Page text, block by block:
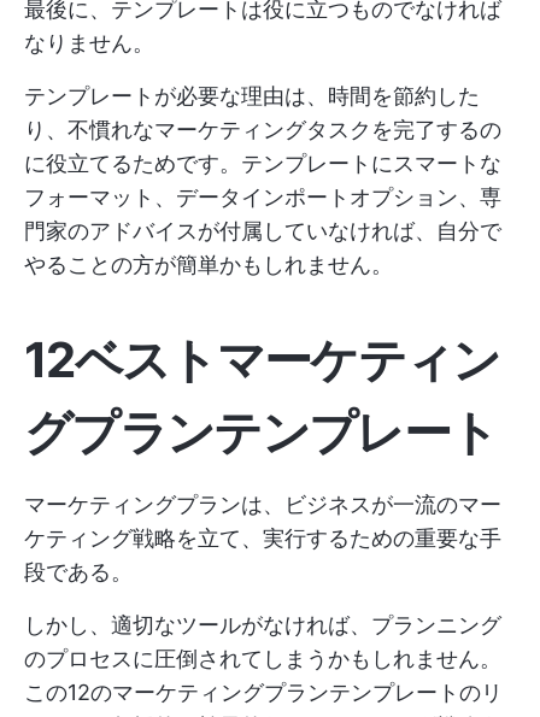
最後に、テンプレートは役に立つものでなければ
なりません。
テンプレートが必要な理由は、時間を節約した
り、不慣れなマーケティングタスクを完了するの
に役立てるためです。テンプレートにスマートな
フォーマット、データインポートオプション、専
門家のアドバイスが付属していなければ、自分で
やることの方が簡単かもしれません。
12ベストマーケティン
グプランテンプレート
マーケティングプランは、ビジネスが一流のマー
ケティング戦略を立て、実行するための重要な手
段である。
しかし、適切なツールがなければ、プランニング
のプロセスに圧倒されてしまうかもしれません。
この12のマーケティングプランテンプレートのリ